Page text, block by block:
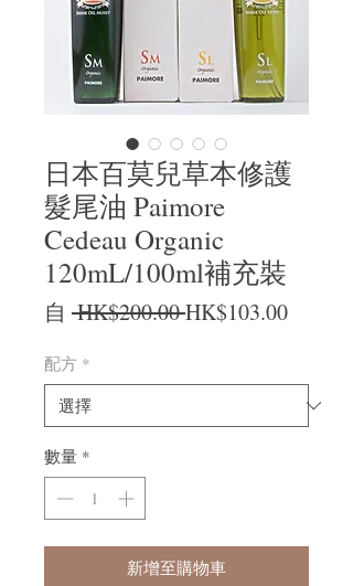
日本百莫兒草本修護
髮尾油 Paimore
Cedeau Organic
120mL/100ml補充裝
自 HK$200.00 一般價格
HK$103.00促銷價
配方 *
數量 *
新增至購物車